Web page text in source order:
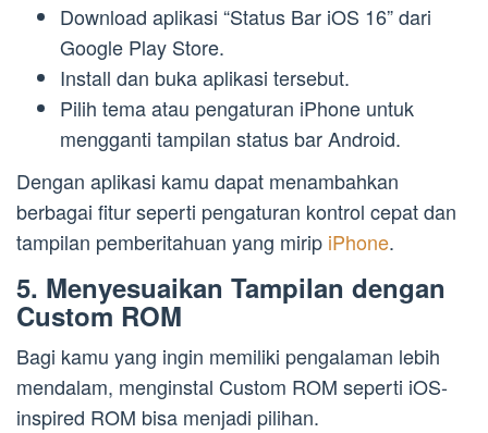
Download aplikasi “Status Bar iOS 16” dari
Google Play Store.
Install dan buka aplikasi tersebut.
Pilih tema atau pengaturan iPhone untuk
mengganti tampilan status bar Android.
Dengan aplikasi kamu dapat menambahkan
berbagai fitur seperti pengaturan kontrol cepat dan
tampilan pemberitahuan yang mirip iPhone.
5. Menyesuaikan Tampilan dengan
Custom ROM
Bagi kamu yang ingin memiliki pengalaman lebih
mendalam, menginstal Custom ROM seperti iOS-
inspired ROM bisa menjadi pilihan.